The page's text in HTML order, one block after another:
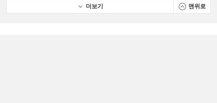
더보기 맨위로